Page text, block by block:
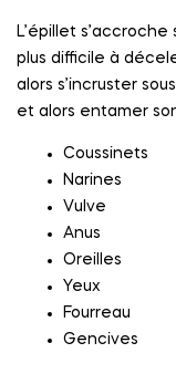
L’épillet s’accroche
plus difficile à
alors s’incruster
et alors entamer
Coussinets
Narines
Vulve
Anus
Oreilles
Yeux
Fourreau
Gencives